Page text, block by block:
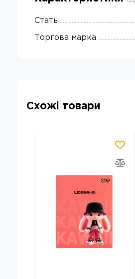
Стать
Торгова марка
Схожі товари